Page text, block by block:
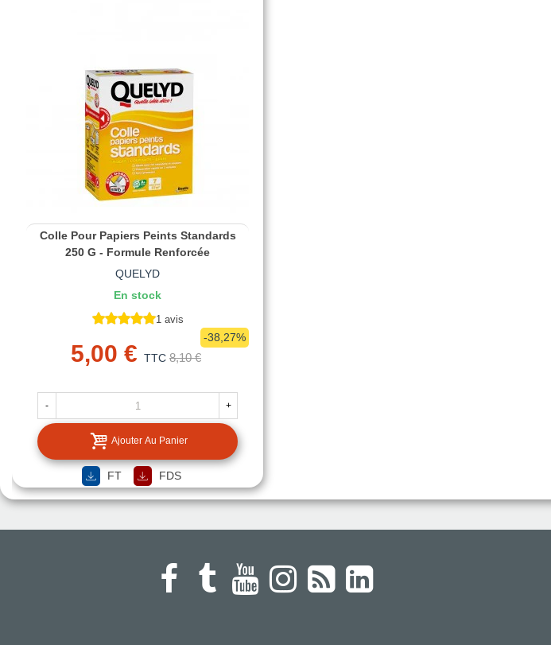
Colle Pour Papiers Peints Standards
250 G - Formule Renforcée
QUELYD
En stock
1 avis
5,00 € TTC 8,10 €
-38,27%
- +
Ajouter Au Panier
FT FDS